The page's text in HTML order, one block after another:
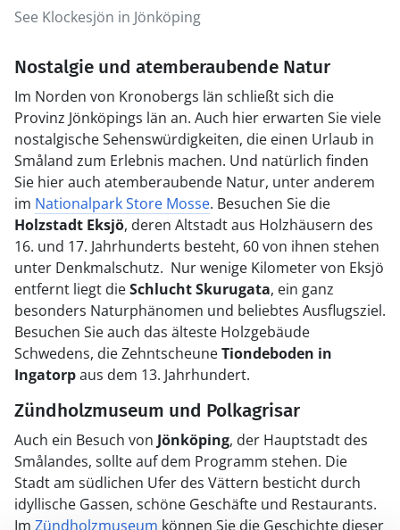
See Klockesjön in Jönköping
Nostalgie und atemberaubende Natur
Im Norden von Kronobergs län schließt sich die
Provinz Jönköpings län an. Auch hier erwarten Sie viele
nostalgische Sehenswürdigkeiten, die einen Urlaub in
Småland zum Erlebnis machen. Und natürlich finden
Sie hier auch atemberaubende Natur, unter anderem
im Nationalpark Store Mosse. Besuchen Sie die
Holzstadt Eksjö, deren Altstadt aus Holzhäusern des
16. und 17. Jahrhunderts besteht, 60 von ihnen stehen
unter Denkmalschutz. Nur wenige Kilometer von Eksjö
entfernt liegt dieSchlucht Skurugata, ein ganz
besonders Naturphänomen und beliebtes Ausflugsziel.
Besuchen Sie auch das älteste Holzgebäude
Schwedens, die ZehntscheuneTiondeboden in
Ingatorpaus dem 13. Jahrhundert.
Zündholzmuseum und Polkagrisar
Auch ein Besuch von Jönköping, der Hauptstadt des
Smålandes, sollte auf dem Programm stehen. Die
Stadt am südlichen Ufer des Vättern besticht durch
idyllische Gassen, schöne Geschäfte und Restaurants.
Im Zündholzmuseum können Sie die Geschichte dieser